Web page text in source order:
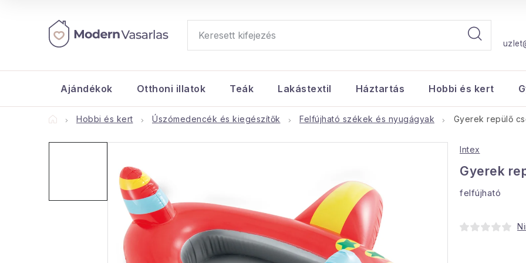
tartalomhoz
Ajándékok Otthoni illatok Teák Lakástextil Háztartás Hobbi és kert
KezdőlapHobbi és kert Úszómedencék és kiegészítők Felfújható székek és nyugágyak Gyerek repülő
Intex
Gyerek
felfújható